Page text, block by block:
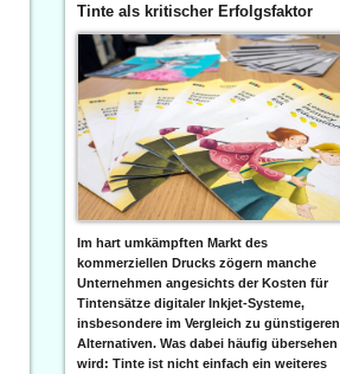
Tinte als kritischer Erfolgsfaktor
Im hart umkämpften Markt des
kommerziellen Drucks zögern manche
Unternehmen angesichts der Kosten für
Tintensätze digitaler Inkjet-Systeme,
insbesondere im Vergleich zu günstigeren
Alternativen. Was dabei häufig übersehen
wird: Tinte ist nicht einfach ein weiteres